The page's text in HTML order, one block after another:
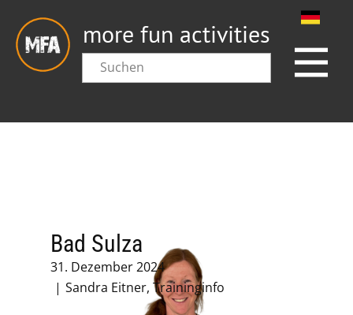
more fun activities
Bad Sulza
31. Dezember 2024
Sandra Eitner, Traininginfo